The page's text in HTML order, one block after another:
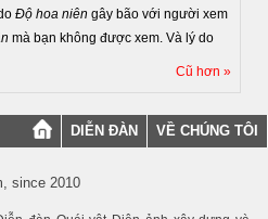
Độ hoa niên gây bão với người xem
mà bạn không được xem. Và lý do
Cũ hơn »
DIỄN ĐÀN VỀ CHÚNG TÔI
since 2010